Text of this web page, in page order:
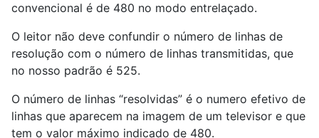
convencional é de 480 no modo entrelaçado.
O leitor não deve confundir o número de linhas de
resolução com o número de linhas transmitidas, que
no nosso padrão é 525.
O número de linhas “resolvidas” é o numero efetivo de
linhas que aparecem na imagem de um televisor e que
tem o valor máximo indicado de 480.